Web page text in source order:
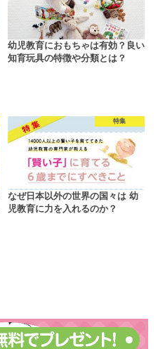
幼児教育におもちゃは有効？良い
知育玩具の特徴や分類とは？
特集
なぜ日本以外の世界の国々は 幼
児教育に力を入れるのか？